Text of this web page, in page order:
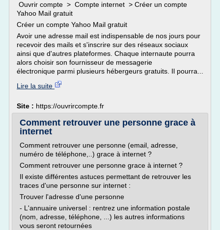
Ouvrir compte > Compte internet > Créer un compte
Yahoo Mail gratuit
Créer un compte Yahoo Mail gratuit
Avoir une adresse mail est indispensable de nos jours pour
recevoir des mails et s'inscrire sur des réseaux sociaux
ainsi que d'autres plateformes. Chaque internaute pourra
alors choisir son fournisseur de messagerie
électronique parmi plusieurs hébergeurs gratuits. Il pourra...
Lire la suite
Site : https://ouvrircompte.fr
Comment retrouver une personne grace à
internet
Comment retrouver une personne (email, adresse,
numéro de téléphone,..) grace à internet ?
Comment retrouver une personne grace à internet ?
Il existe différentes astuces permettant de retrouver les
traces d'une personne sur internet :
Trouver l'adresse d'une personne
- L'annuaire universel : rentrez une information postale
(nom, adresse, téléphone, ...) les autres informations
vous seront retournées